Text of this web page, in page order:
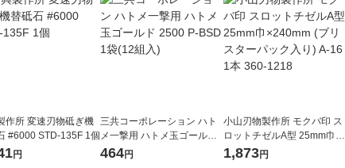
作所 変速刃物砥ぎ機
#6000 STD-135F 1個
円
三共コーポレーション ハト
メ一撃用 ハトメ玉ゴールド
2500 P-BSD 1袋(12組入)
464円
小山刃物製作所 モクバ印 ス
ロットチゼルA型 25mm巾×2
40mm (ブリスターパック入
1,873円